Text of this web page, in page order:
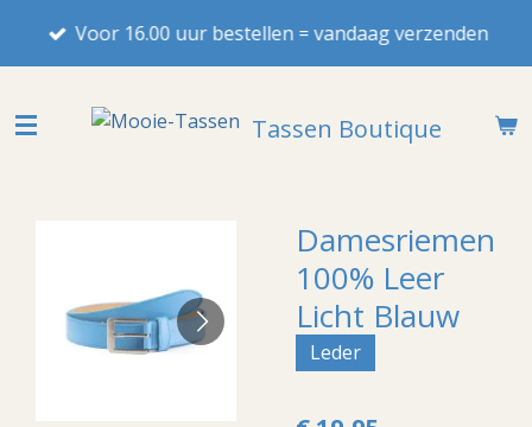
hoofdinhoud
Voor 16.00 uur bestellen = vandaag verzenden
Tassen Boutique
Damesriemen
100% Leer
Licht Blauw
Leder